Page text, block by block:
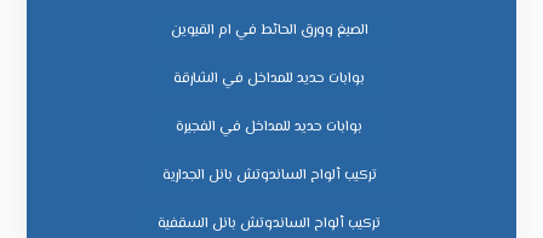
الصبغ وورق الحائط في ام القيوين
بوابات حديد للمداخل في الشارقة
بوابات حديد للمداخل في الفجيرة
تركيب ألواح الساندوتش بانل الجدارية
تركيب ألواح الساندوتش بانل السقفية